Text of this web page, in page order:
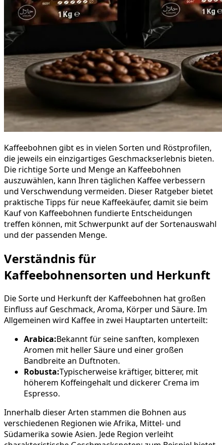
Kaffeebohnen gibt es in vielen Sorten und Röstprofilen,
die jeweils ein einzigartiges Geschmackserlebnis bieten.
Die richtige Sorte und Menge an Kaffeebohnen
auszuwählen, kann Ihren täglichen Kaffee verbessern
und Verschwendung vermeiden. Dieser Ratgeber bietet
praktische Tipps für neue Kaffeekäufer, damit sie beim
Kauf von Kaffeebohnen fundierte Entscheidungen
treffen können, mit Schwerpunkt auf der Sortenauswahl
und der passenden Menge.
Verständnis für
Kaffeebohnensorten und Herkunft
Die Sorte und Herkunft der Kaffeebohnen hat großen
Einfluss auf Geschmack, Aroma, Körper und Säure. Im
Allgemeinen wird Kaffee in zwei Hauptarten unterteilt:
Arabica:Bekannt für seine sanften, komplexen
Aromen mit heller Säure und einer großen
Bandbreite an Duftnoten.
Robusta:Typischerweise kräftiger, bitterer, mit
höherem Koffeingehalt und dickerer Crema im
Espresso.
Innerhalb dieser Arten stammen die Bohnen aus
verschiedenen Regionen wie Afrika, Mittel- und
Südamerika sowie Asien. Jede Region verleiht